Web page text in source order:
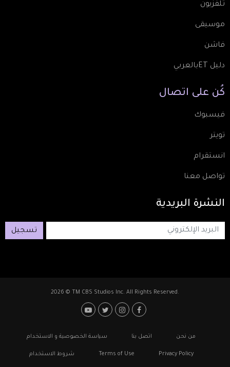
تلفزيون
موسيقى
فاشن
دليل ETبالعربي
كُن على اتصال
فيسبوك
تويتر
انستقرام
تواصل معنا
النشرة البريدية
تسجيل
2026 © TM CBS Studios Inc. All Rights Reserved.
Footer: Social Media
Footerمن نحن اتصل بنا سياسة الخصوصية و الاستخدام
Privacy Policy
Terms of Use شروط الاستخدام